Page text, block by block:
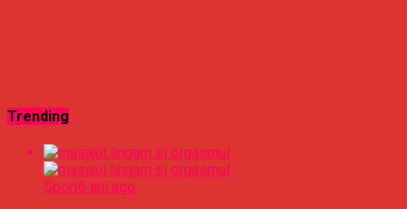
Trending
Sport6 ani ago